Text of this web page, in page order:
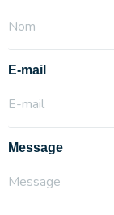
E-mail
Message